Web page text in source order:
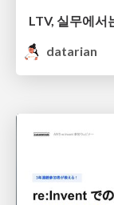
LTV, 실무에서
datarian